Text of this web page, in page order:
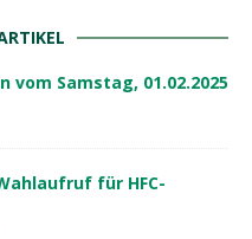
vom Samstag, 01.02.2025
für HFC-